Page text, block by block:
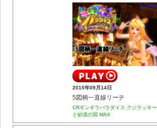
2015年09月14日
5図柄一直線リーチ
CRギンギラパラダイス クジラッキー
と砂漠の国 MAX